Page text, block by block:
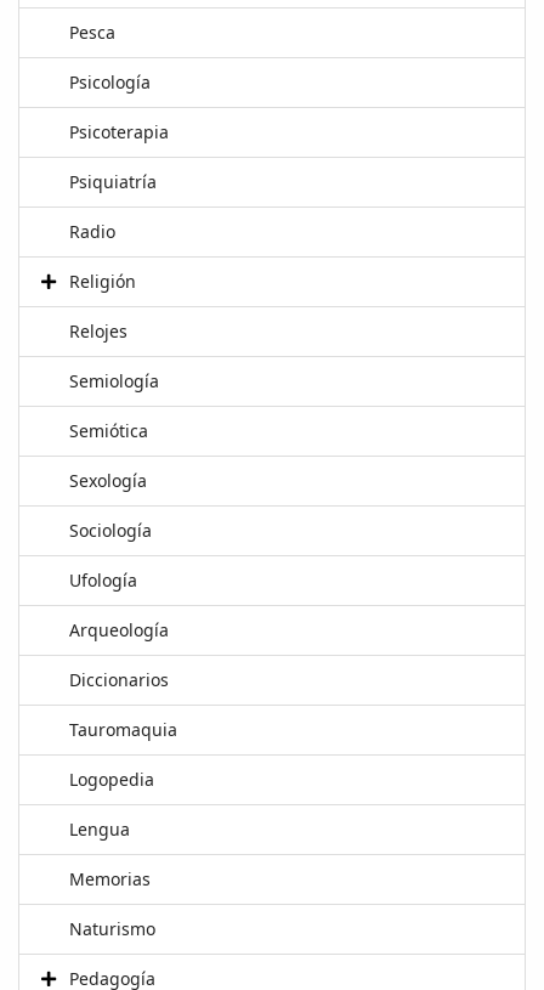
Pesca
Psicología
Psicoterapia
Psiquiatría
Radio
Religión
Relojes
Semiología
Semiótica
Sexología
Sociología
Ufología
Arqueología
Diccionarios
Tauromaquia
Logopedia
Lengua
Memorias
Naturismo
Pedagogía